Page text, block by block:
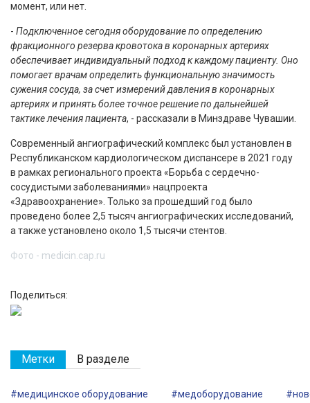
момент, или нет.
- Подключенное сегодня оборудование по определению
фракционного резерва кровотока в коронарных артериях
обеспечивает индивидуальный подход к каждому пациенту. Оно
помогает врачам определить функциональную значимость
сужения сосуда, за счет измерений давления в коронарных
артериях и принять более точное решение по дальнейшей
тактике лечения пациента, - рассказали в Минздраве Чувашии.
Современный ангиографический комплекс был установлен в
Республиканском кардиологическом диспансере в 2021 году
в рамках регионального проекта «Борьба с сердечно-
сосудистыми заболеваниями» нацпроекта
«Здравоохранение». Только за прошедший год было
проведено более 2,5 тысяч ангиографических исследований,
а также установлено около 1,5 тысячи стентов.
Фото - medicin.cap.ru
Поделиться:
Метки В разделе
#медицинское оборудование #медоборудование